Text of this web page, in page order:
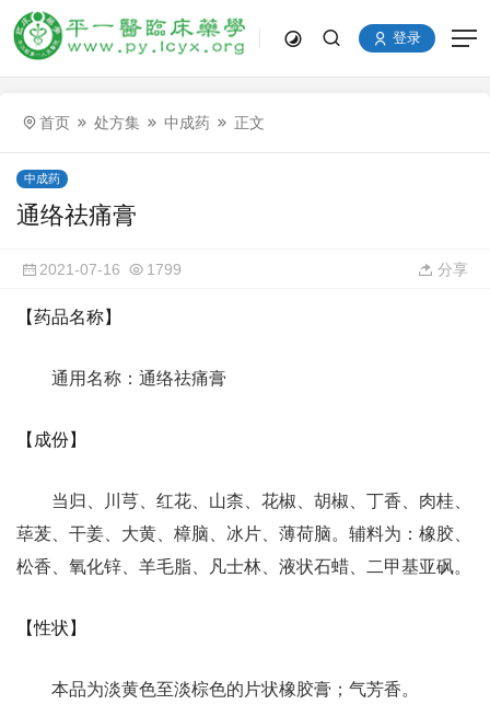
登录
首页 处方集 中成药 正文
中成药
通络祛痛膏
2021-07-16 1799 分享
【药品名称】
通用名称：通络祛痛膏
【成份】
当归、川芎、红花、山柰、花椒、胡椒、丁香、肉桂、
荜茇、干姜、大黄、樟脑、冰片、薄荷脑。辅料为：橡胶、
松香、氧化锌、羊毛脂、凡士林、液状石蜡、二甲基亚砜。
【性状】
本品为淡黄色至淡棕色的片状橡胶膏；气芳香。